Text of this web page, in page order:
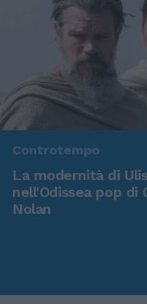
Controtempo
La modernità di
nell'Odissea pop di
Nolan